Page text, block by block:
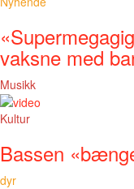
vaksne med
Musikk
Kultur
Bassen
dyr